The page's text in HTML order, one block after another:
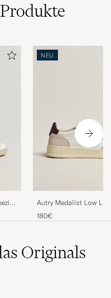
Produkte
NEU
Autry Medalist Low
Sneaker White/Fig
180€
Originals